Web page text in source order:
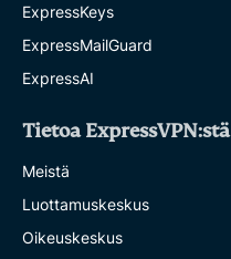
ExpressKeys
ExpressMailGuard
ExpressAI
Tietoa ExpressVPN:stä
Meistä
Luottamuskeskus
Oikeuskeskus